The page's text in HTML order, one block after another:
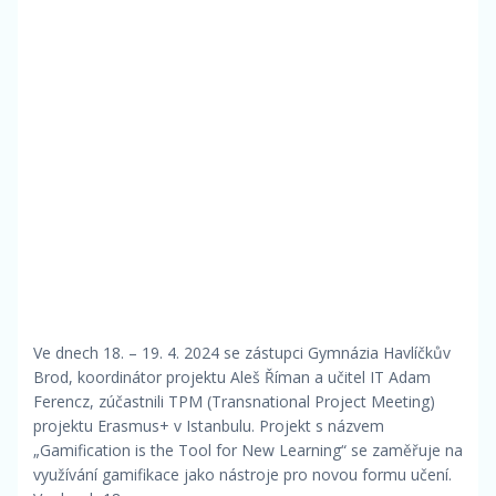
Ve dnech 18. – 19. 4. 2024 se zástupci Gymnázia Havlíčkův
Brod, koordinátor projektu Aleš Říman a učitel IT Adam
Ferencz, zúčastnili TPM (Transnational Project Meeting)
projektu Erasmus+ v Istanbulu. Projekt s názvem
„Gamification is the Tool for New Learning“ se zaměřuje na
využívání gamifikace jako nástroje pro novou formu učení.